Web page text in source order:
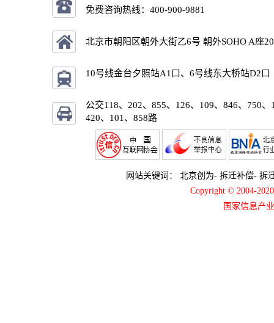
免费咨询热线：400-900-9881
北京市朝阳区朝外大街乙6号 朝外SOHO A座
10号线金台夕照站A1口、6号线东大桥站D2口
公交118、202、855、126、109、846、750、
420、101、858路
网站关键词： 北京创为- 拆迁补偿- 拆
Copyright © 2004-
国家信息产